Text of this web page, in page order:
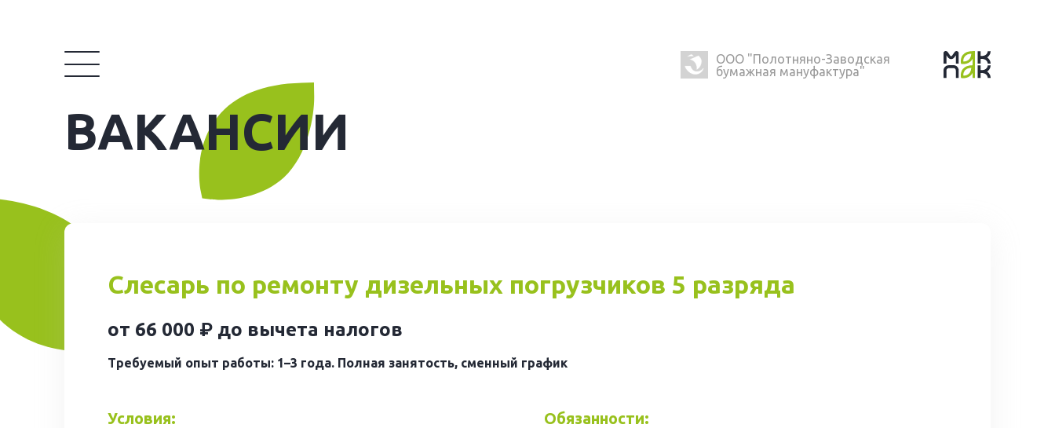
ООО "Полотняно-Заводская
бумажная мануфактура"
ВАКАНСИИ
Слесарь по ремонту дизельных погрузчиков 5 разряда
от 66 000 ₽ до вычета налогов
Требуемый опыт работы: 1–3 года. Полная занятость, сменный график
Условия: Обязанности: